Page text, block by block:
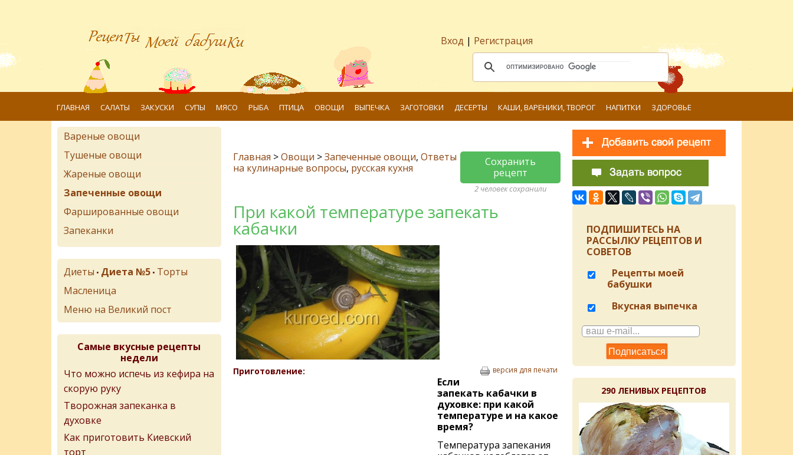
Вход | Регистрация
ГЛАВНАЯ САЛАТЫ ЗАКУСКИ СУПЫ МЯСО РЫБА ПТИЦА ОВОЩИ ВЫПЕЧКА ЗАГОТОВКИ ДЕСЕРТЫ КАШИ, ВАРЕНИКИ, ТВОРОГ НАПИТКИ ЗДОРОВЬЕ
Главная >Овощи >Запеченные овощи, Ответы
на кулинарные вопросы, русская кухня
Сохранить
рецепт
2 человек сохранили
При какой температуре запекать
кабачки
Приготовление: версия для печати
Если
запекать кабачки в
духовке: при какой
температуре и на какое
время?
Температура запекания
Вареные овощи
Тушеные овощи
Жареные овощи
Запеченные овощи
Фаршированные овощи
Запеканки
Диеты • Диета №5 • Торты
Масленица
Меню на Великий пост
Самые вкусные рецепты
недели
Что можно испечь из кефира на
скорую руку
Творожная запеканка в
духовке
Как приготовить Киевский
торт
ПОДПИШИТЕСЬ НА
РАССЫЛКУ РЕЦЕПТОВ И
СОВЕТОВ
Рецепты моей
бабушки
Вкусная выпечка
290 ЛЕНИВЫХ РЕЦЕПТОВ